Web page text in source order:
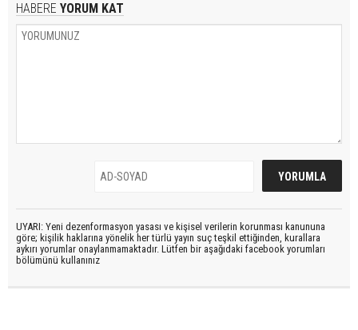
HABERE YORUM KAT
UYARI: Yeni dezenformasyon yasası ve kişisel verilerin korunması kanununa
göre; kişilik haklarına yönelik her türlü yayın suç teşkil ettiğinden, kurallara
aykırı yorumlar onaylanmamaktadır. Lütfen bir aşağıdaki facebook yorumları
bölümünü kullanınız